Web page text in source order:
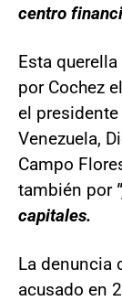
centro
Esta
por Cochez
el
Venezuela,
Campo
también por
capitales.
La denuncia
acusado en